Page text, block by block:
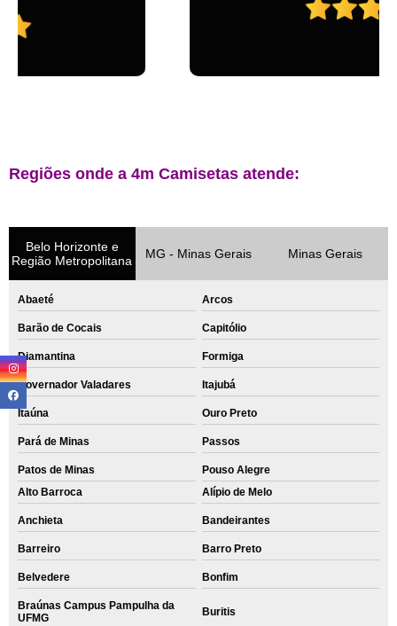
Regiões onde a 4m Camisetas atende:
Belo Horizonte e
Região Metropolitana
MG - Minas Gerais Minas Gerais
Abaeté Arcos
Barão de Cocais Capitólio
Diamantina Formiga
Governador Valadares Itajubá
Itaúna Ouro Preto
Pará de Minas Passos
Patos de Minas
Pouso Alegre
Alto Barroca
Alípio de Melo
Anchieta Bandeirantes
Barreiro Barro Preto
Belvedere Bonfim
Braúnas Campus Pampulha da
UFMG
Buritis